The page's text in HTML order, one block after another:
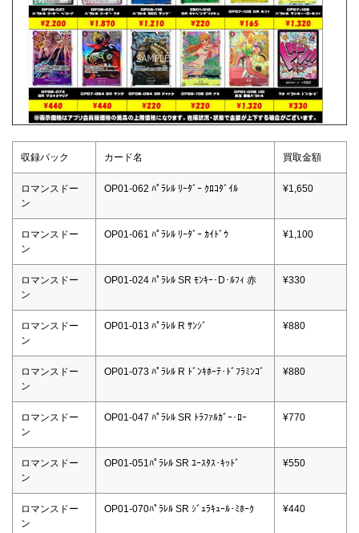
収録パック カード名 買取金額
ロマンスドー
ン
OP01-062 ﾊﾟﾗﾚﾙ ﾘｰﾀﾞｰ ｸﾛｺﾀﾞｲﾙ ¥1,650
ロマンスドー
ン
OP01-061 ﾊﾟﾗﾚﾙ ﾘｰﾀﾞｰ ｶｲﾄﾞｳ ¥1,100
ロマンスドー
ン
OP01-024 ﾊﾟﾗﾚﾙ SR ﾓﾝｷｰ･D･ﾙﾌｨ 赤 ¥330
ロマンスドー
ン
OP01-013 ﾊﾟﾗﾚﾙ R ｻﾝｼﾞ ¥880
ロマンスドー
ン
OP01-073 ﾊﾟﾗﾚﾙ R ﾄﾞﾝｷﾎｰﾃ･ﾄﾞﾌﾗﾐﾝｺﾞ ¥880
ロマンスドー
ン
OP01-047 ﾊﾟﾗﾚﾙ SR ﾄﾗﾌｧﾙｶﾞｰ･ﾛｰ ¥770
ロマンスドー
ン
OP01-051ﾊﾟﾗﾚﾙ SR ﾕｰｽﾀｽ･ｷｯﾄﾞ ¥550
ロマンスドー
ン
OP01-070ﾊﾟﾗﾚﾙ SR ｼﾞｭﾗｷｭｰﾙ･ﾐﾎｰｸ ¥440